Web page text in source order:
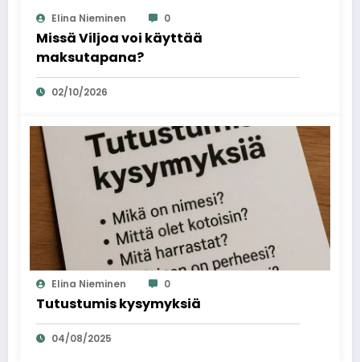
Elina Nieminen 0
Missä Viljoa voi käyttää
maksutapana?
02/10/2026
Elina Nieminen 0
Tutustumis kysymyksiä
04/08/2025